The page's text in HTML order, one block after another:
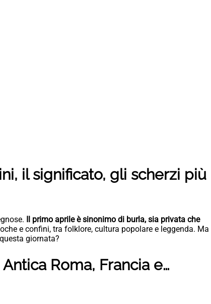
il significato, gli scherzi più
Il primo aprile è sinonimo di burla, sia privata che
e confini, tra folklore, cultura popolare e leggenda. Ma
giornata?
Roma, Francia e…